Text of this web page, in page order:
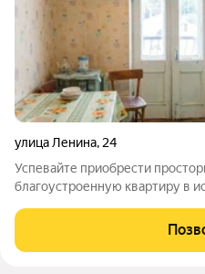
улица Ленина, 24
Успевайте приобрести
благоустроенную квартиру в
спальни по 14,1 и 16,7 кв м,
раздельный санузел и фишка